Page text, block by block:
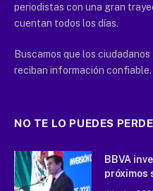
periodistas con una gran
cuentan todos los días.
Buscamos que los
reciban información confiable.
NO TE LO PUEDES
BBVA
próximos